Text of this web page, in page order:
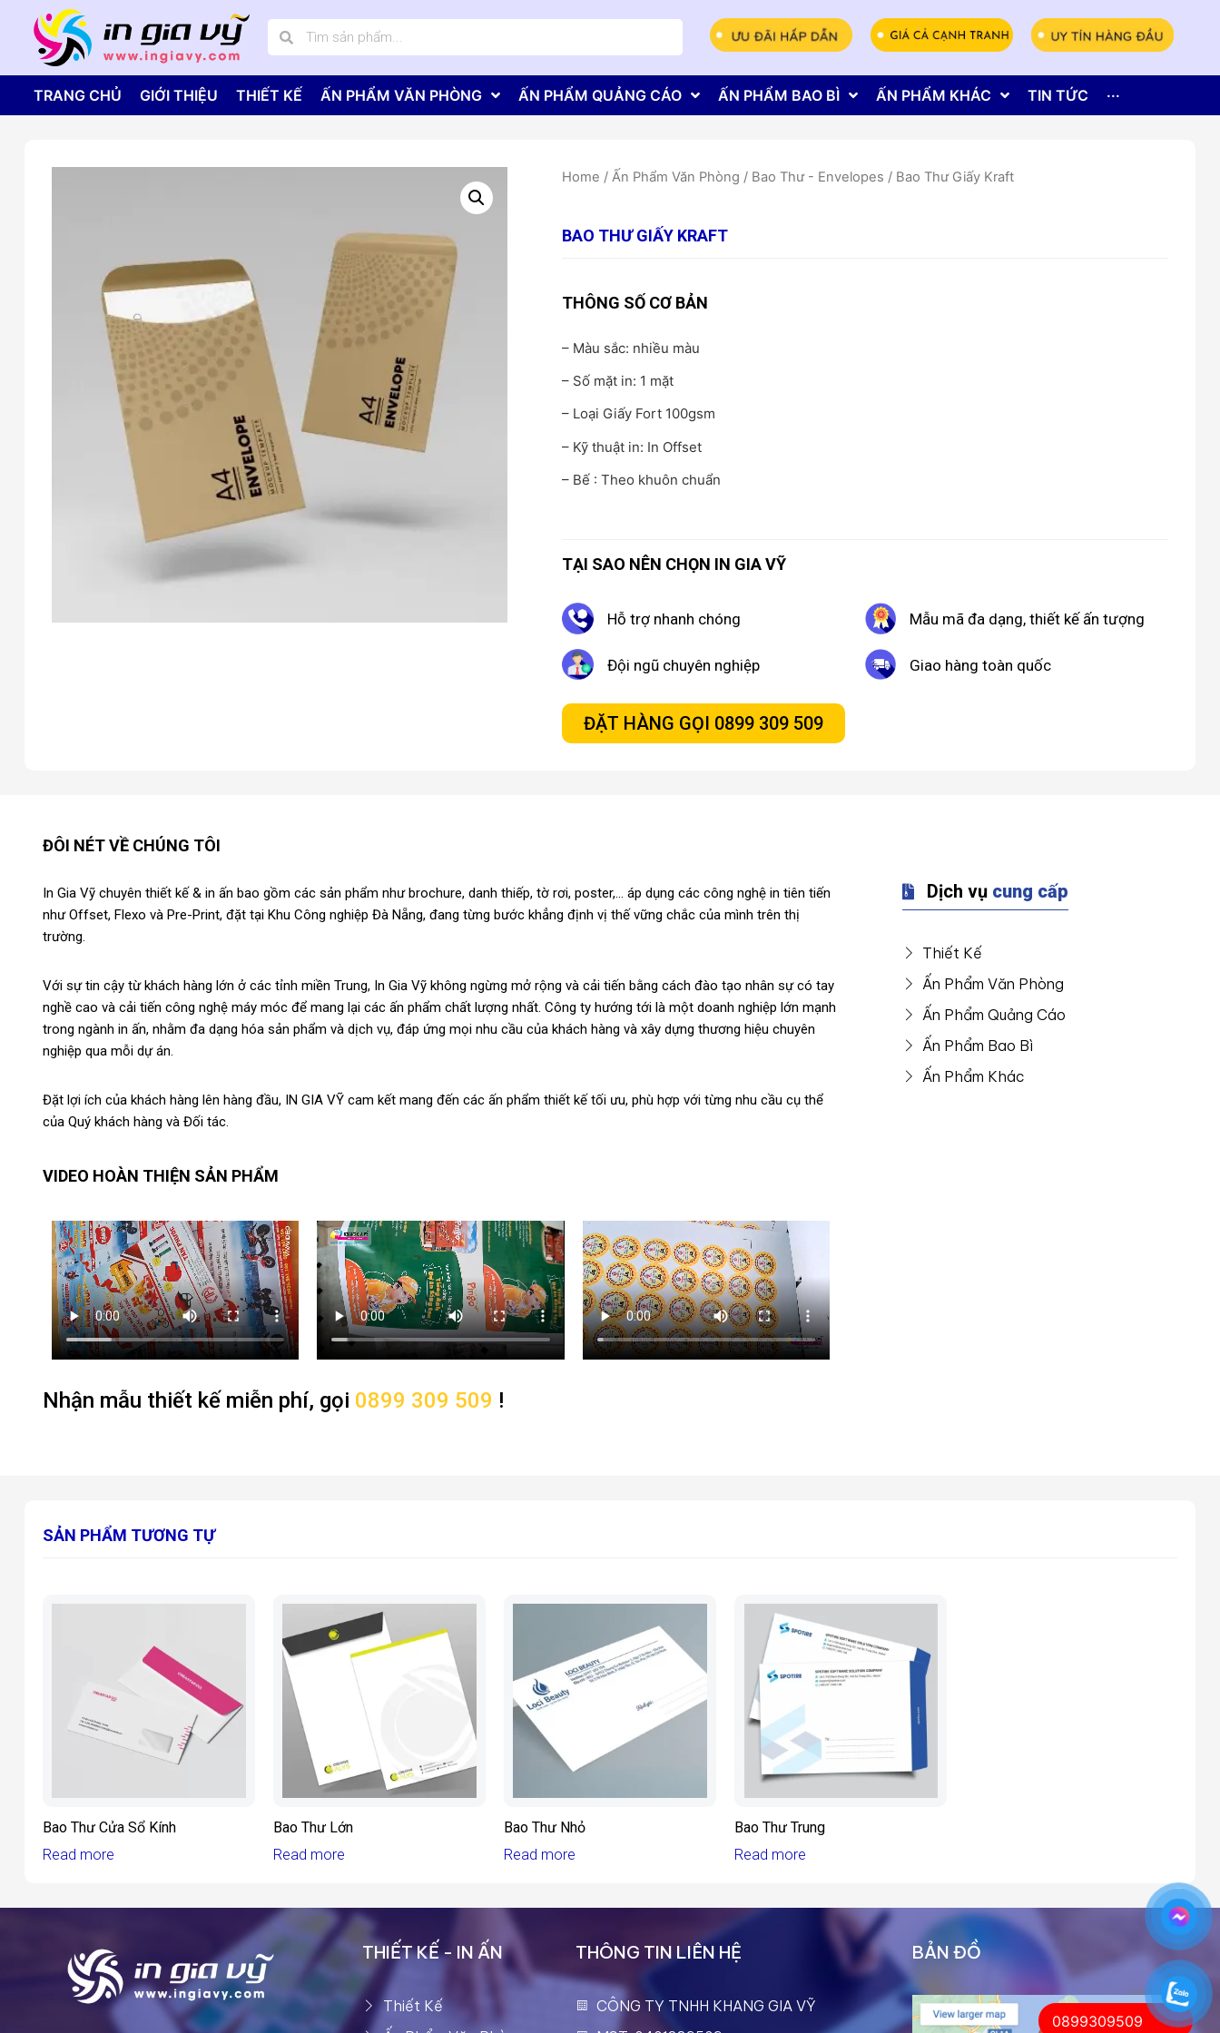
TRANG CHỦ GIỚI THIỆU THIẾT KẾ ẤN PHẨM VĂN PHÒNG ẤN PHẨM QUẢNG CÁO ẤN PHẨM BAO BÌ ẤN PHẨM KHÁC TIN TỨC ···
Home /Ấn Phẩm Văn Phòng / Bao Thư - Envelopes / Bao Thư Giấy Kraft
BAO THƯ GIẤY KRAFT
THÔNG SỐ CƠ BẢN
– Màu sắc: nhiều màu
– Số mặt in: 1 mặt
– Loại Giấy Fort 100gsm
– Kỹ thuật in: In Offset
– Bế : Theo khuôn chuẩn
TẠI SAO NÊN CHỌN IN GIA VỸ
Hỗ trợ nhanh chóng Mẫu mã đa dạng, thiết kế ấn tượng
Đội ngũ chuyên nghiệp Giao hàng toàn quốc
ĐẶT HÀNG GỌI 0899 309 509
ĐÔI NÉT VỀ CHÚNG TÔI
In Gia Vỹ chuyên thiết kế & in ấn bao gồm các sản phẩm như brochure, danh thiếp, tờ rơi, poster,... áp dụng các công nghệ in tiên tiến
như Offset, Flexo và Pre-Print, đặt tại Khu Công nghiệp Đà Nẵng, đang từng bước khẳng định vị thế vững chắc của mình trên thị
trường.
Với sự tin cậy từ khách hàng lớn ở các tỉnh miền Trung, In Gia Vỹ không ngừng mở rộng và cải tiến bằng cách đào tạo nhân sự có tay
nghề cao và cải tiến công nghệ máy móc để mang lại các ấn phẩm chất lượng nhất. Công ty hướng tới là một doanh nghiệp lớn mạnh
trong ngành in ấn, nhằm đa dạng hóa sản phẩm và dịch vụ, đáp ứng mọi nhu cầu của khách hàng và xây dựng thương hiệu chuyên
nghiệp qua mỗi dự án.
Đặt lợi ích của khách hàng lên hàng đầu, IN GIA VỸ cam kết mang đến các ấn phẩm thiết kế tối ưu, phù hợp với từng nhu cầu cụ thể
của Quý khách hàng và Đối tác.
VIDEO HOÀN THIỆN SẢN PHẨM
Nhận mẫu thiết kế miễn phí, gọi 0899 309 509 !
Dịch vụ cung cấp
Thiết Kế
Ấn Phẩm Văn Phòng
Ấn Phẩm Quảng Cáo
Ấn Phẩm Bao Bì
Ấn Phẩm Khác
SẢN PHẨM TƯƠNG TỰ
Bao Thư Cửa Sổ Kính
Read more
Bao Thư Lớn
Read more
Bao Thư Nhỏ
Read more
Bao Thư Trung
Read more
THIẾT KẾ - IN ẤN
Thiết Kế
THÔNG TIN LIÊN HỆ
CÔNG TY TNHH KHANG GIA VỸ
BẢN ĐỒ
0899309509